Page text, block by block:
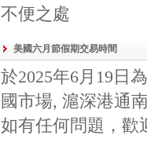
不便之處
美國六月節假期交易時間
於2025年6月19日
國市場, 滬深港通
如有任何問題，歡